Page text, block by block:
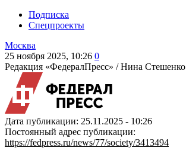
Подписка
Спецпроекты
Москва
25 ноября 2025, 10:26 0
Редакция «ФедералПресс» /Нина Стешенко
Дата публикации: 25.11.2025 - 10:26
Постоянный адрес публикации:
https://fedpress.ru/news/77/society/3413494